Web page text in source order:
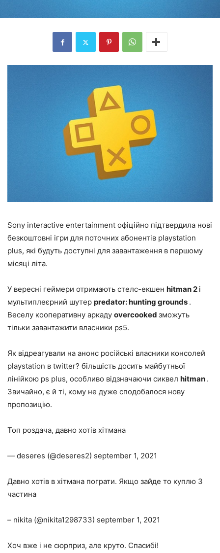
Sony interactive entertainment офіційно підтвердила нові
безкоштовні ігри для поточних абонентів playstation
plus, які будуть доступні для завантаження в першому
місяці літа.
У вересні геймери отримають стелс-екшен hitman 2 і
мультиплеєрний шутер predator: hunting grounds .
Веселу кооперативну аркаду overcooked зможуть
тільки завантажити власники ps5.
Як відреагували на анонс російські власники консолей
playstation в twitter? більшість досить майбутньої
лінійкою ps plus, особливо відзначаючи сиквел hitman .
Звичайно, є й ті, кому не дуже сподобалося нову
пропозицію.
Топ роздача, давно хотів хітмана
— deseres (@deseres2) september 1, 2021
Давно хотів в хітмана пограти. Якщо зайде то куплю 3
частина
– nikita (@nikita1298733) september 1, 2021
Хоч вже і не сюрприз, але круто. Спасибі!